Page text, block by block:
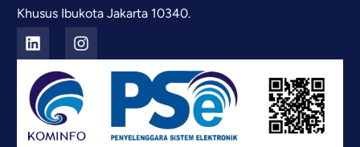
Khusus Ibukota Jakarta 10340.